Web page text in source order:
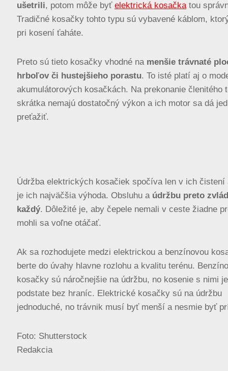
ušetrili, potom môže byť elektrická kosačkatou
Tradičné kosačky tohto typu sú vybavené káblom,
pri kosení ťaháte.
Preto sú tieto kosačky vhodné na menšie trávnaté
hrboľov či hustejšieho porastu. To isté platí aj o
akumulátorových kosačkách. Na prekonanie členitého
skrátka nemajú dostatočný výkon a ich motor sa dá
preťažiť.
Údržba elektrických kosačiek spočíva len v ich čistení
je ich najväčšia výhoda. Obsluhu a údržbu preto
každý. Dôležité je, aby čepele nemali v ceste žiadne
mohli sa voľne otáčať.
Ak sa rozhodujete medzi elektrickou a benzínovou
berte do úvahy hlavne rozlohu a kvalitu terénu.
kosačky sú náročnejšie na údržbu, no kosenie s nimi
podstate bez hraníc. Elektrické kosačky sú na údržbu
jednoduché, no trávnik musí byť menší a nesmie byť
Foto: Shutterstock
Redakcia